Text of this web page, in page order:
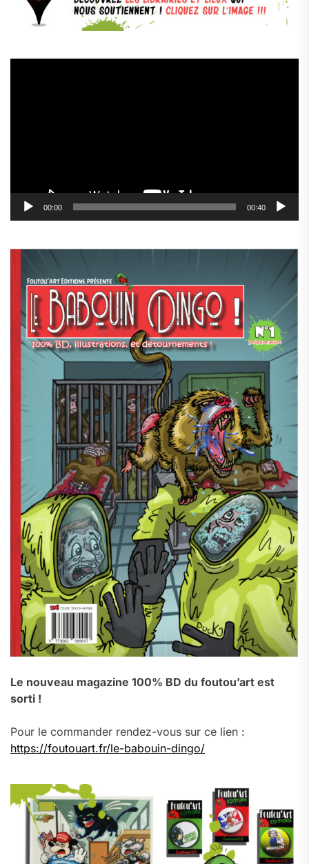
00:00 00:40
Le nouveau magazine 100% BD du foutou’art est
sorti !
Pour le commander rendez-vous sur ce lien :
https://foutouart.fr/le-babouin-dingo/